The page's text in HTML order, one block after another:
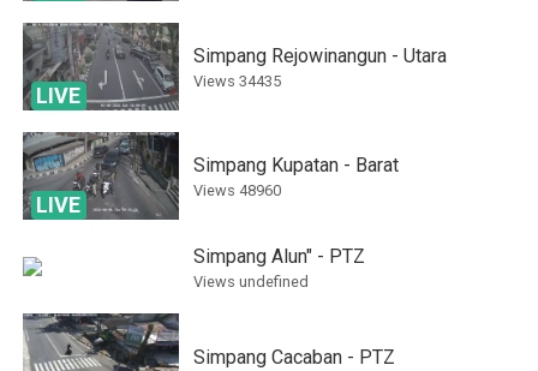
LIVE
Simpang Rejowinangun - Utara
Views 34435
LIVE
Simpang Kupatan - Barat
Views 48960
Simpang Alun" - PTZ
Views undefined
Simpang Cacaban - PTZ